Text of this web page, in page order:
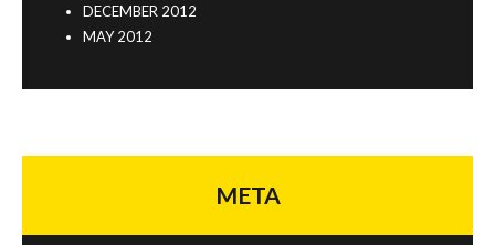
DECEMBER 2012
MAY 2012
META